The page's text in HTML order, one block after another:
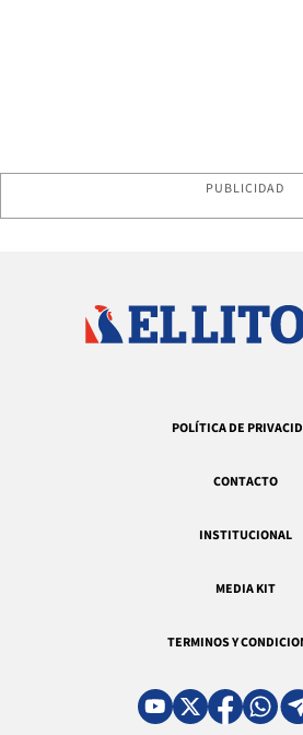
PUBLICIDAD
POLÍTICA DE
CONTACTO
INSTITUCIONAL
MEDIA KIT
TERMINOS Y